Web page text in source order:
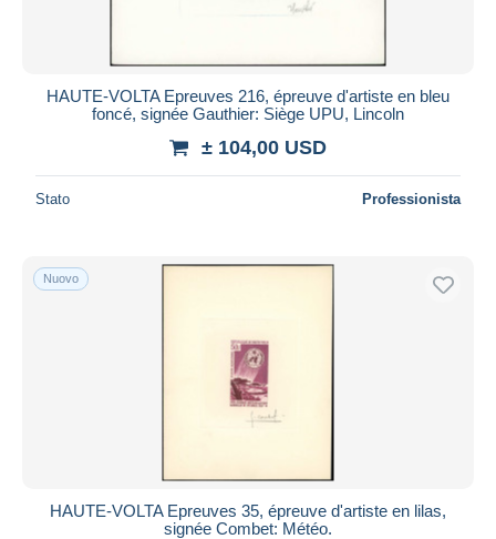
HAUTE-VOLTA Epreuves 216, épreuve d'artiste en bleu
foncé, signée Gauthier: Siège UPU, Lincoln
± 104,00 USD
Stato Professionista
Nuovo
HAUTE-VOLTA Epreuves 35, épreuve d'artiste en lilas,
signée Combet: Météo.